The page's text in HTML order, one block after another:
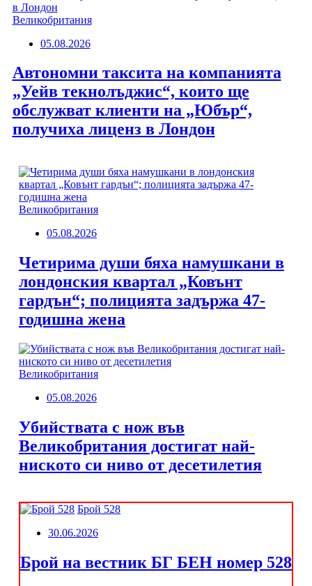
Великобритания
05.08.2026
Автономни таксита на компанията
„Уейв текнолъджис“, които ще
обслужват клиенти на „Юбър“,
получиха лиценз в Лондон
Великобритания
05.08.2026
Четирима души бяха намушкани в
лондонския квартал „Ковънт
гардън“; полицията задържа 47-
годишна жена
Великобритания
05.08.2026
Убийствата с нож във
Великобритания достигат най-
ниското си ниво от десетилетия
Брой 528
30.06.2026
Брой на вестник БГ БЕН номер 528